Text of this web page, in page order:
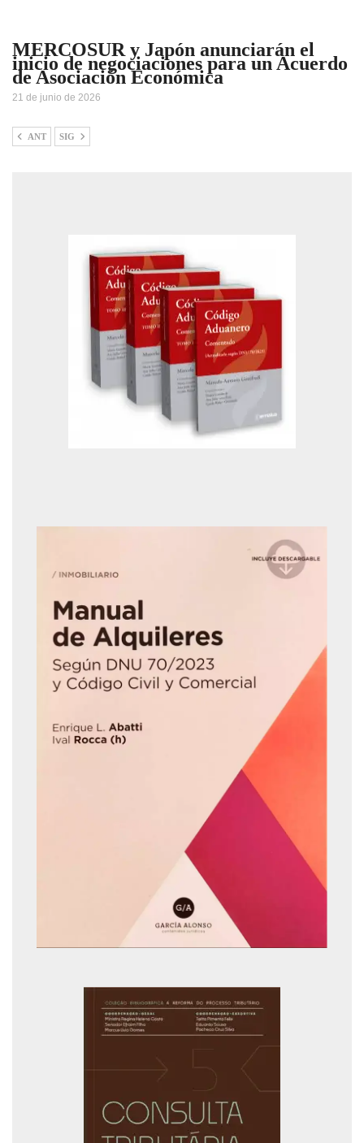
MERCOSUR y Japón anunciarán el
inicio de negociaciones para un Acuerdo
de Asociación Económica
21 de junio de 2026
ANT SIG